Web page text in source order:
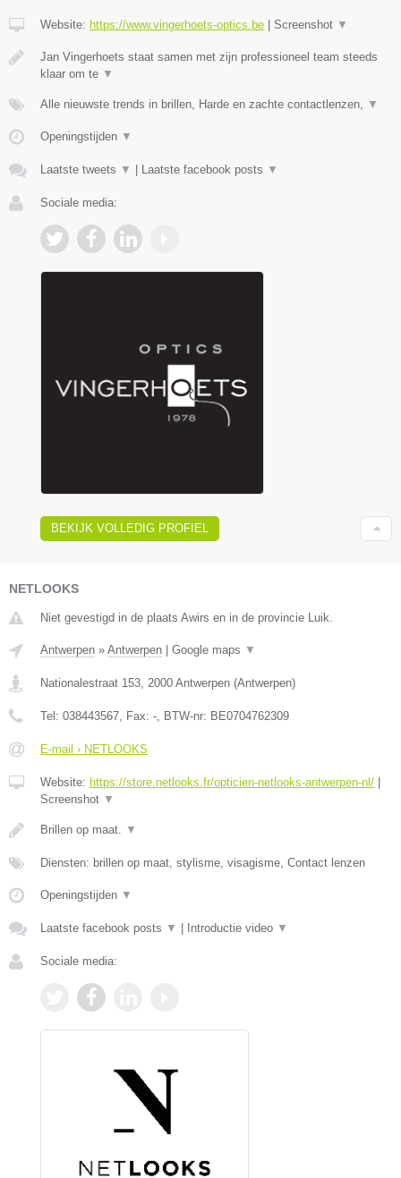
Website: https://www.vingerhoets-optics.be | Screenshot ▼
Jan Vingerhoets staat samen met zijn professioneel team steeds
klaar om te ▼
Alle nieuwste trends in brillen, Harde en zachte contactlenzen, ▼
Openingstijden ▼
Laatste tweets ▼ | Laatste facebook posts ▼
Sociale media:
BEKIJK VOLLEDIG PROFIEL
NETLOOKS
Niet gevestigd in de plaats Awirs en in de provincie Luik.
Antwerpen » Antwerpen | Google maps ▼
Nationalestraat 153 2000 Antwerpen (Antwerpen)
Tel: 038443567 , Fax: - , BTW-nr: BE0704762309
E-mail › NETLOOKS
Website: https://store.netlooks.fr/opticien-netlooks-antwerpen-nl/ |
Screenshot ▼
Brillen op maat. ▼
Diensten: brillen op maat, stylisme, visagisme, Contact lenzen
Openingstijden ▼
Laatste facebook posts ▼ | Introductie video ▼
Sociale media: